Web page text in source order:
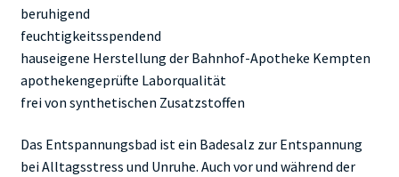
beruhigend
feuchtigkeitsspendend
hauseigene Herstellung der Bahnhof-Apotheke Kempten
apothekengeprüfte Laborqualität
frei von synthetischen Zusatzstoffen
Das Entspannungsbad ist ein Badesalz zur Entspannung
bei Alltagsstress und Unruhe. Auch vor und während der